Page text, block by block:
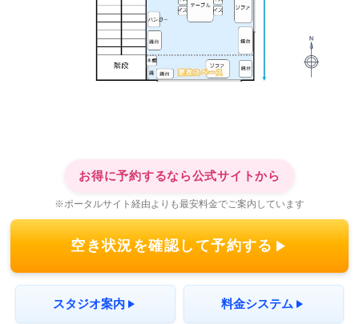
お得に予約するなら公式サイトから
※ポータルサイト経由よりも最安料金でご案内しています
空き状況を確認して予約する
スタジオ案内 料金システム